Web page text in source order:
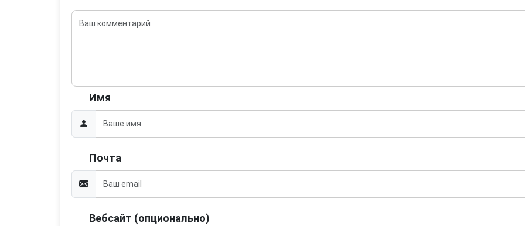
Имя
Почта
Вебсайт (опционально)